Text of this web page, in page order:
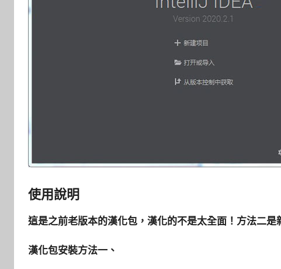
使用說明
這是之前老版本的漢化包，漢化的不是太全面！方法二是
漢化包安裝方法一、